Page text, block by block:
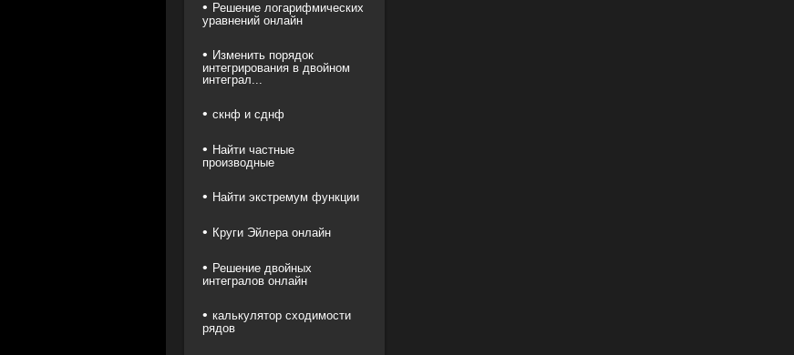
Решение логарифмических
уравнений онлайн
Изменить порядок
интегрирования в двойном
интеграл...
скнф и сднф
Найти частные
производные
Найти экстремум функции
Круги Эйлера онлайн
Решение двойных
интегралов онлайн
калькулятор сходимости
рядов